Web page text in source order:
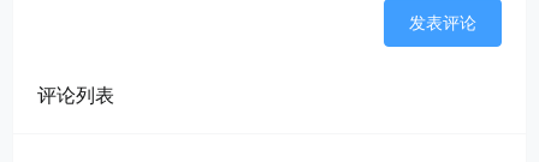
发表评论
评论列表